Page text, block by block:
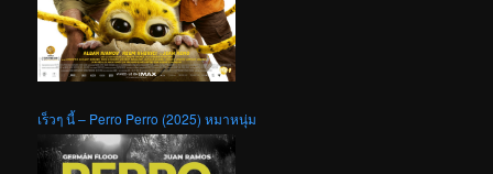
เร็วๆ นี้ – Perro Perro (2025) หมาหนุ่ม